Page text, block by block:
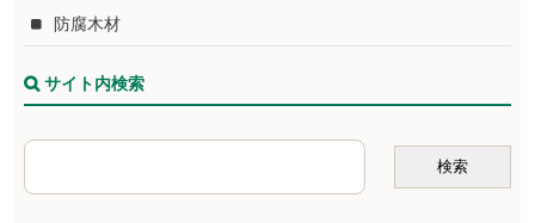
防腐木材
サイト内検索